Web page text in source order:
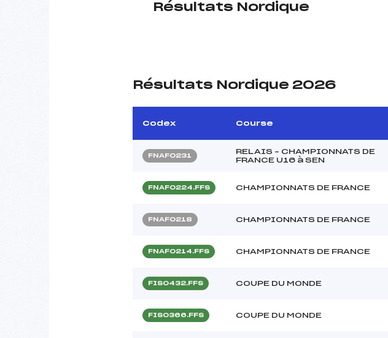
Résultats Nordique
Résultats Nordique 2026
Codex Course
FNAF0231
RELAIS – CHAMPIONNATS DE
FRANCE U16 à SEN
FNAF0224.FFS CHAMPIONNATS DE FRANCE
FNAF0218 CHAMPIONNATS DE FRANCE
FNAF0214.FFS CHAMPIONNATS DE FRANCE
FIS0432.FFS COUPE DU MONDE
FIS0366.FFS COUPE DU MONDE